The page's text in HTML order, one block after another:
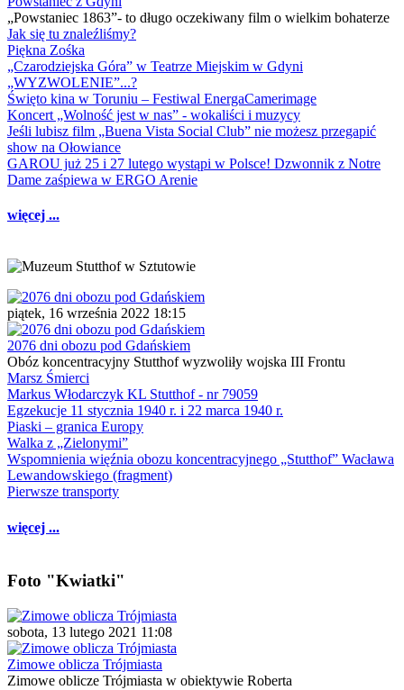
„Powstaniec 1863”- to długo oczekiwany film o wielkim bohaterze
Jak się tu znaleźliśmy?
Piękna Zośka
„Czarodziejska Góra” w Teatrze Miejskim w Gdyni
„WYZWOLENIE”...?
Święto kina w Toruniu – Festiwal EnergaCamerimage
Koncert „Wolność jest w nas” - wokaliści i muzycy
Jeśli lubisz film „Buena Vista Social Club” nie możesz przegapić
show na Ołowiance
GAROU już 25 i 27 lutego wystąpi w Polsce! Dzwonnik z Notre
Dame zaśpiewa w ERGO Arenie
więcej ...
piątek, 16 września 2022 18:15
2076 dni obozu pod Gdańskiem
Obóz koncentracyjny Stutthof wyzwoliły wojska III Frontu
Marsz Śmierci
Markus Włodarczyk KL Stutthof - nr 79059
Egzekucje 11 stycznia 1940 r. i 22 marca 1940 r.
Piaski – granica Europy
Walka z „Zielonymi”
Wspomnienia więźnia obozu koncentracyjnego „Stutthof” Wacława
Lewandowskiego (fragment)
Pierwsze transporty
więcej ...
Foto "Kwiatki"
sobota, 13 lutego 2021 11:08
Zimowe oblicza Trójmiasta
Zimowe oblicze Trójmiasta w obiektywie Roberta